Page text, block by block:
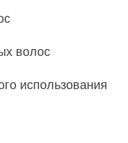
волос
использования